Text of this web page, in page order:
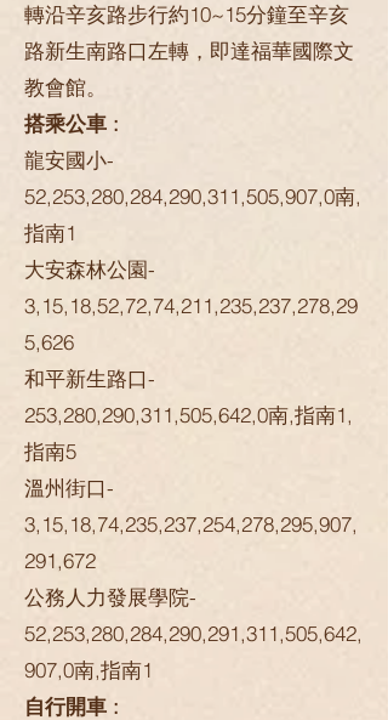
轉沿辛亥路步行約10~15分鐘至辛亥
路新生南路口左轉，即達福華國際文
教會館。
搭乘公車 :
龍安國小-
52,253,280,284,290,311,505,907,0南,
指南1
大安森林公園-
3,15,18,52,72,74,211,235,237,278,29
5,626
和平新生路口-
253,280,290,311,505,642,0南,指南1,
指南5
溫州街口-
3,15,18,74,235,237,254,278,295,907,
291,672
公務人力發展學院-
52,253,280,284,290,291,311,505,642,
907,0南,指南1
自行開車 :